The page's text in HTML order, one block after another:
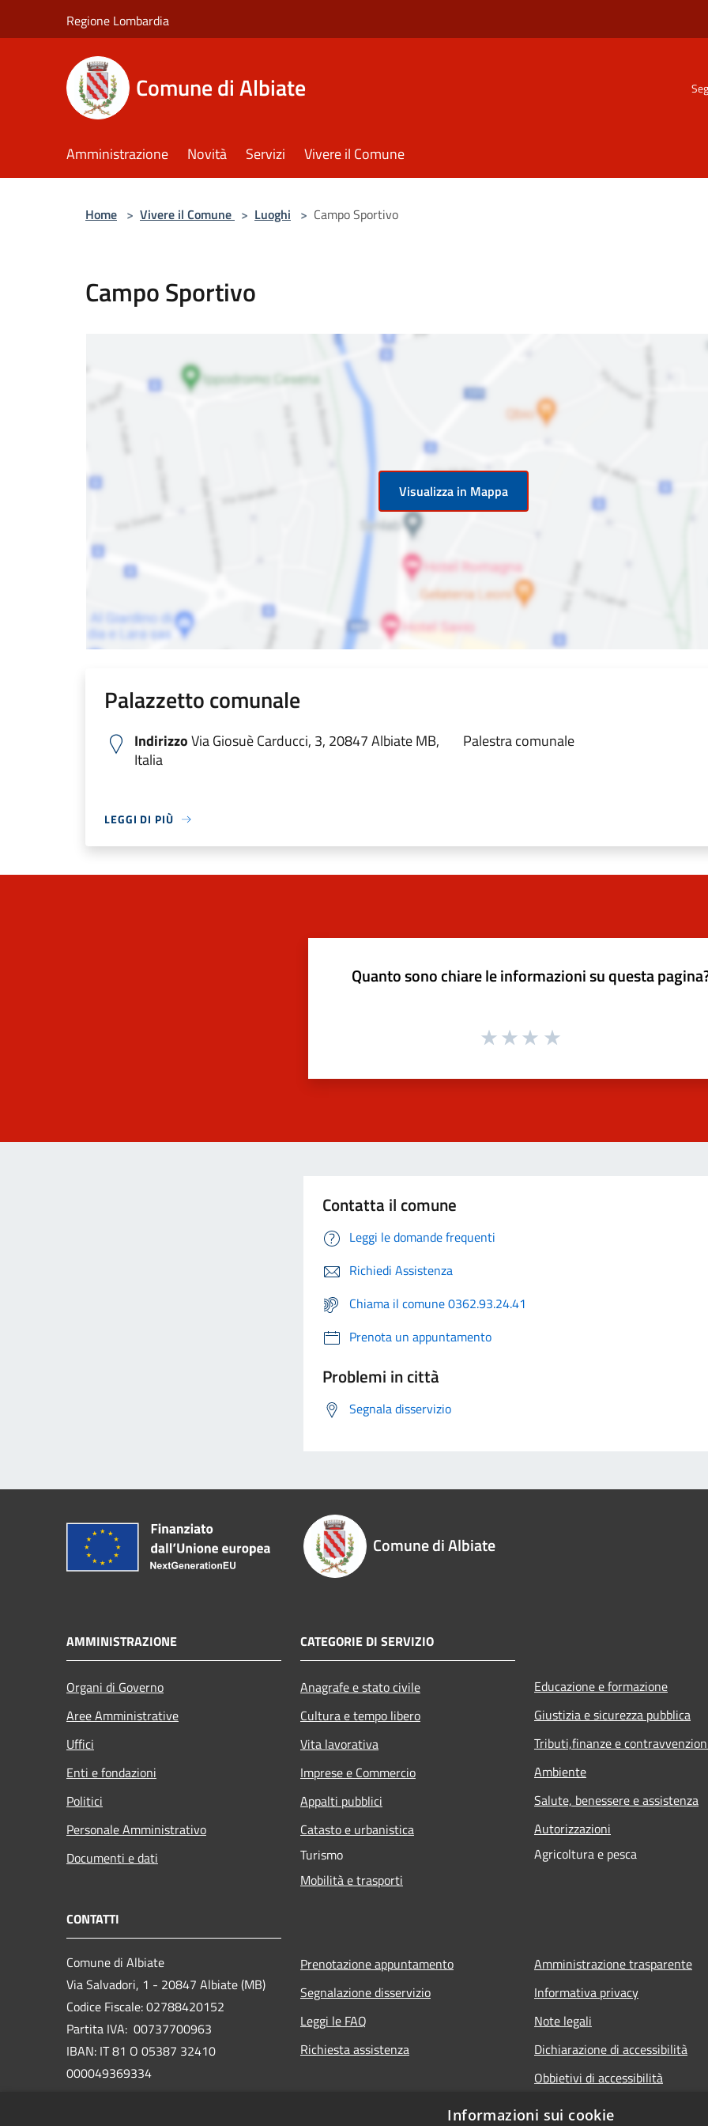
Regione Lombardia
Comune di Albiate
Amministrazione Novità Servizi Vivere il Comune
Home > Vivere il Comune > Luoghi > Campo Sportivo
Campo Sportivo
Visualizza in Mappa
Palazzetto comunale
IndirizzoVia Giosuè Carducci, 3, 20847 Albiate MB,
Italia
Palestra comunale
LEGGI DI PIÙ
Quanto sono chiare le informazioni su questa
Contatta il comune
Leggi le domande frequenti
Richiedi Assistenza
Chiama il comune 0362.93.24.41
Prenota un appuntamento
Problemi in città
Segnala disservizio
Comune di Albiate
AMMINISTRAZIONE
Organi di Governo
Aree Amministrative
Uffici
Enti e fondazioni
Politici
Personale Amministrativo
Documenti e dati
CATEGORIE DI SERVIZIO
Anagrafe e stato civile
Cultura e tempo libero
Vita lavorativa
Imprese e Commercio
Appalti pubblici
Catasto e urbanistica
Turismo
Mobilità e trasporti
Educazione e formazione
Giustizia e sicurezza pubblica
Tributi,finanze e
Ambiente
Salute, benessere e assistenza
Autorizzazioni
Agricoltura e pesca
CONTATTI
Comune di Albiate
Via Salvadori, 1 - 20847 Albiate (MB)
Codice Fiscale: 02788420152
Partita IVA: 00737700963
IBAN: IT 81 O 05387 32410
000049369334
Prenotazione appuntamento
Segnalazione disservizio
Leggi le FAQ
Richiesta assistenza
Amministrazione trasparente
Informativa privacy
Note legali
Dichiarazione di accessibilità
Obbietivi di accessibilità
Informazioni sui cookie